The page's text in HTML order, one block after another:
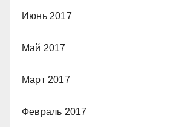
Июнь 2017
Май 2017
Март 2017
Февраль 2017